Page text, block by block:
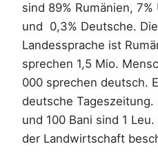
sind 89% Rumänien, 7%
und 0,3% Deutsche.
Landessprache ist
sprechen 1,5 Mio.
000 sprechen deutsch.
deutsche Tageszeitung.
und 100 Bani sind 1
der Landwirtschaft